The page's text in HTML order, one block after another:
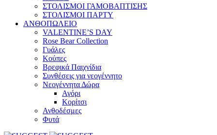
ΣΤΟΛΙΣΜΟΙ ΓΑΜΟΒΑΠΤΙΣΗΣ
ΣΤΟΛΙΣΜΟΙ ΠΑΡΤΥ
ΑΝΘΟΠΩΛΕΙΟ
VALENTINE’S DAY
Rose Bear Collection
Γυάλες
Κούπες
Βρεφικά Παιχνίδια
Συνθέσεις για νεογέννητο
Νεογέννητα Δώρα
Αγόρι
Κορίτσι
Ανθοδέσμες
Φυτά